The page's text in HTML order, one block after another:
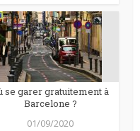
se garer gratuitement à
Barcelone ?
01/09/2020